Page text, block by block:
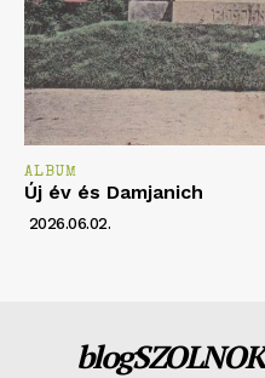
ALBUM
Új év és Damjanich
2026.06.02.
blogSZOLNOK